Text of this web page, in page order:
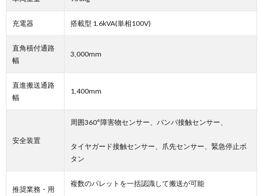
充電器 搭載型 1.6kVA(単相100V)
直角積付通路
幅
3,000mm
直進搬送通路
幅
1,400mm
安全装置
周囲360°障害物センサー、バンパ接触センサー、
タイヤガード接触センサー、爪先センサー、緊急停止ボ
タン
推奨業務・用
複数のパレットを一括認識して搬送が可能